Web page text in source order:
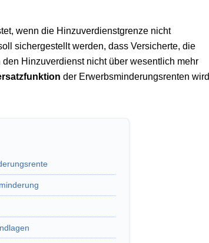
wenn die Hinzuverdienstgrenze nicht
sichergestellt werden, dass Versicherte, die
Hinzuverdienst nicht über wesentlich mehr
der Erwerbsminderungsrenten wird